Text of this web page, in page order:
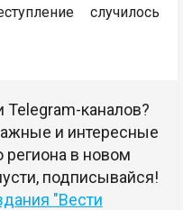
случилось
Telegram-каналов?
и интересные
региона в новом
подписывайся!
"Вести